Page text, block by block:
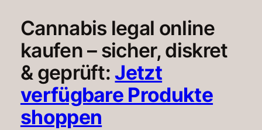
Cannabis legal online
kaufen – sicher, diskret
& geprüft:Jetzt
verfügbare Produkte
shoppen